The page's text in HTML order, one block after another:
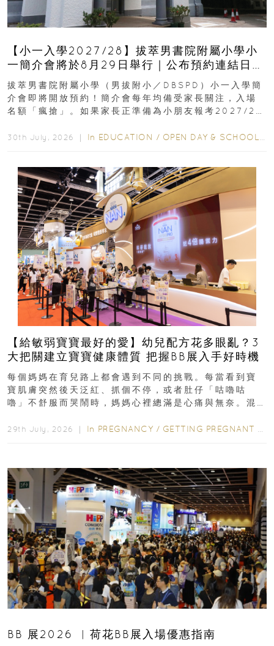
【小一入學2027/28】拔萃男書院附屬小學小
一簡介會將於8月29日舉行｜公布預約連結日期
｜更設有網上重溫
拔萃男書院附屬小學（男拔附小／DBSPD）小一入學簡
介會即將開放預約！簡介會每年均備受家長關注，入場
名額「瘋搶」。如果家長正準備為小朋友報考2027/28
30th July, 2026 ｜ In EDUCATION / OPEN DAY & SCHOOL EVENTS
【給敏弱寶寶最好的愛】幼兒配方花多眼亂？3
大把關建立寶寶健康體質 把握BB展入手好時機
每個媽媽在育兒路上都會遇到不同的挑戰。每當看到寶
寶肌膚突然後天泛紅、抓個不停，或者肚仔「咕嚕咕
嚕」不舒服而哭鬧時，媽媽心裡總滿是心痛與無奈。混
29th July, 2026 ｜ In PREGNANCY / GETTING PREGNANT
BB 展2026 ︳荷花BB展入場優惠指南